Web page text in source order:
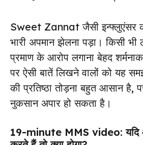
Sweet Zannat जैसी इन्फ्लुएंसर
भारी अपमान झेलना पड़ा। किसी भी
प्रमाण के आरोप लगाना बेहद
पर ऐसी बातें लिखने वालों को यह
की प्रतिष्ठा तोड़ना बहुत आसान है,
नुकसान अपार हो सकता है।
19-minute MMS video: यदि